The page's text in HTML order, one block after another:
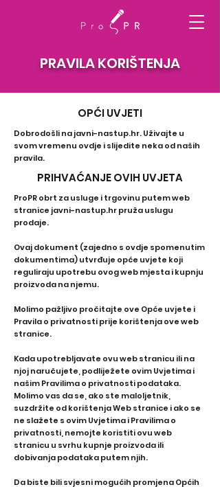
PRAVILA KORIŠTENJA
OPĆI UVJETI
Dobrodošli na javni-nastup.hr. Uživajte u
svom vremenu ovdje i slijedite neka od naših
pravila.
PRIHVAĆANJE OVIH UVJETA
ProPR obrt za usluge i trgovinu putem web
stranice javni-nastup.hr pruža uslugu
prodaje.
Ovaj dokument (zajedno s ovdje spomenutim
dokumentima) utvrđuje opće uvjete koji
reguliraju upotrebu ovog web mjesta i kupnju
proizvoda na njemu.
Molimo pažljivo pročitajte ove Opće uvjete i
Pravila o privatnosti prije korištenja ove web
stranice.
Kada upotrebljavate ovu web stranicu ili na
njoj naručujete, podliježete ovim Uvjetima i
našim Pravilima o privatnosti podataka.
Molimo vas da se, ako ste maloljetnik,
suzdržite od korištenja Web stranice i ako se
ne slažete s ovim Uvjetima i Pravilima o
privatnosti, nemojte koristiti ovu web
stranicu u svrhu kupnje proizvoda ili
dobivanja podataka putem njih.
Da biste bili svjesni mogućih promjena Općih